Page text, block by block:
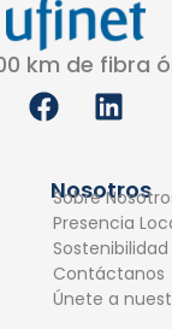
km de fibra
F
a
e
b
o
o
k
L
i
k
e
d
i
n
Nosotros
Sobre
Presencia
Sostenibilidad
Contáctanos
Únete a